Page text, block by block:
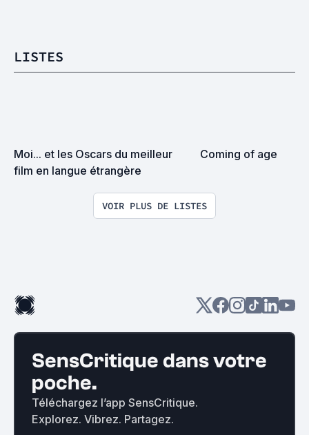
LISTES
Moi... et les Oscars du meilleur
film en langue étrangère
Coming of age
VOIR PLUS DE LISTES
SensCritique dans votre
poche.
Téléchargez l’app SensCritique.
Explorez. Vibrez. Partagez.